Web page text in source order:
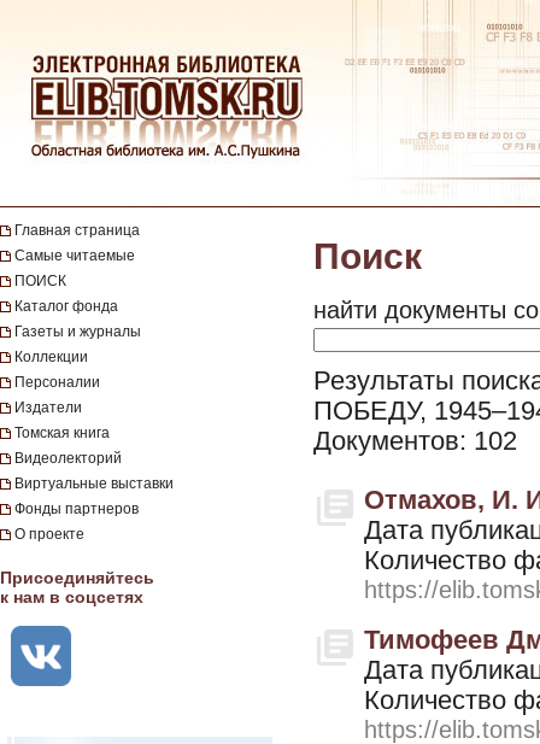
Главная страница
Самые читаемые
ПОИСК
Каталог фонда
Газеты и журналы
Коллекции
Персоналии
Издатели
Томская книга
Видеолекторий
Виртуальные выставки
Фонды партнеров
О проекте
Присоединяйтесь
к нам в соцсетях
Поиск
найти документы
Результаты
ПОБЕДУ,
Документов: 102
Отмахов, И.
Дата
Количество
https://
Тимофеев
Дата
Количество
https://